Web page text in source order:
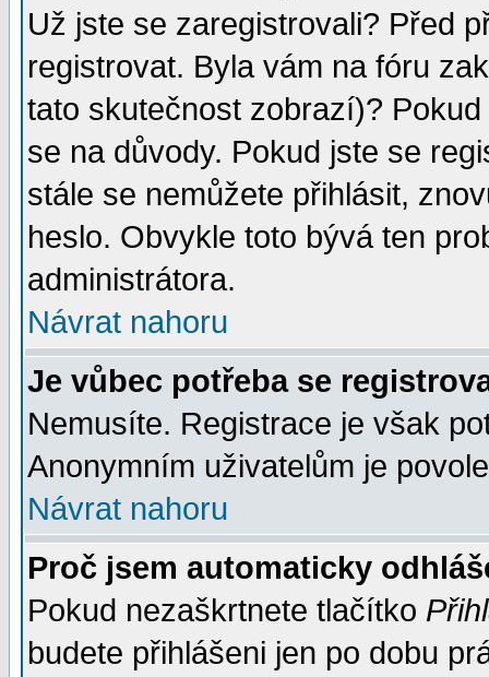
Už jste se zaregistrovali? Před
registrovat. Byla vám na fóru
tato skutečnost zobrazí)?
se na důvody. Pokud jste se
stále se nemůžete přihlásit,
heslo. Obvykle toto bývá ten
administrátora.
Návrat nahoru
Je vůbec potřeba se
Nemusíte. Registrace je však
Anonymním uživatelům je
Návrat nahoru
Proč jsem automaticky
Pokud nezaškrtnete tlačítko
budete přihlášeni jen po dobu